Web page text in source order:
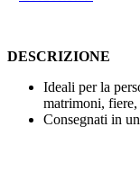
DESCRIZIONE
Ideali per la
matrimoni,
Consegnati in